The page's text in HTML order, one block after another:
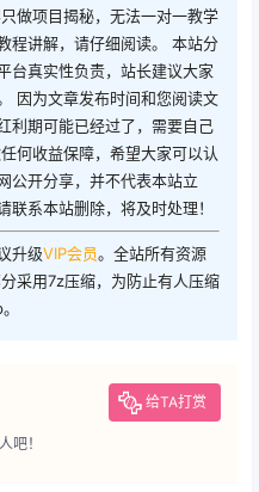
做项目揭秘，无法一对一教学
程讲解，请仔细阅读。 本站分
台真实性负责，站长建议大家
因为文章发布时间和您阅读文
利期可能已经过了，需要自己
何收益保障，希望大家可以认
公开分享，并不代表本站立
系本站删除，将及时处理！
升级VIP会员。全站所有资源
采用7z压缩，为防止有人压缩
给TA打赏
吧！